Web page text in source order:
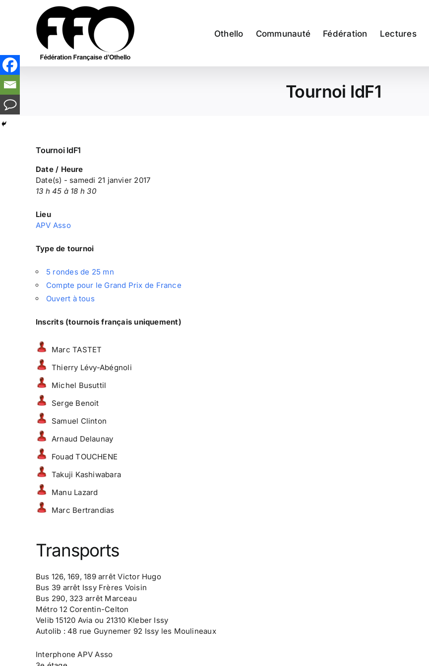
Othello Communauté Fédération Lectures
Tournoi IdF1
Tournoi IdF1
Date / Heure
Date(s) - samedi 21 janvier 2017
13 h 45 à 18 h 30
Lieu
APV Asso
Type de tournoi
5 rondes de 25 mn
Compte pour le Grand Prix de France
Ouvert à tous
Inscrits (tournois français uniquement)
Marc TASTET
Thierry Lévy-Abégnoli
Michel Busuttil
Serge Benoit
Samuel Clinton
Arnaud Delaunay
Fouad TOUCHENE
Takuji Kashiwabara
Manu Lazard
Marc Bertrandias
Transports
Bus 126, 169, 189 arrêt Victor Hugo
Bus 39 arrêt Issy Frères Voisin
Bus 290, 323 arrêt Marceau
Métro 12 Corentin-Celton
Velib 15120 Avia ou 21310 Kleber Issy
Autolib : 48 rue Guynemer 92 Issy les Moulineaux
Interphone APV Asso